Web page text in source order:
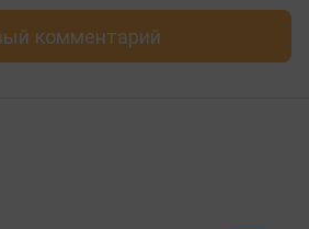
комментарий